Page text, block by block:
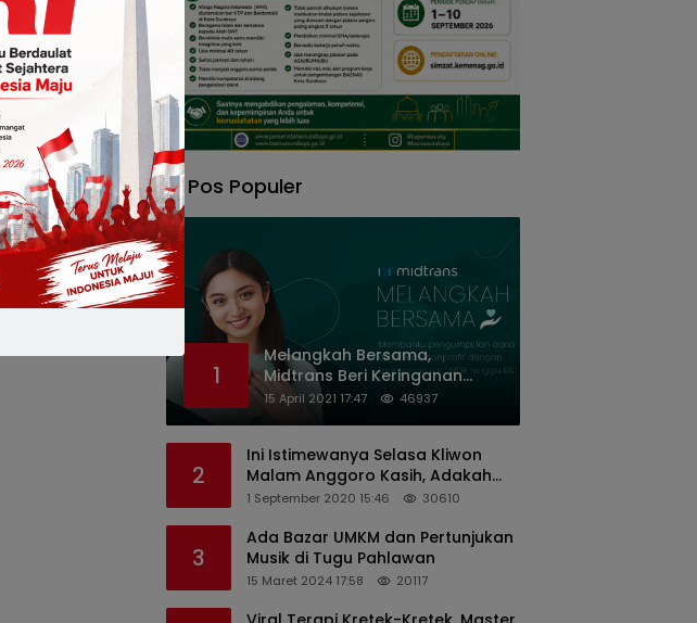
Pos Populer
1
Melangkah Bersama,
Midtrans Beri Keringanan
Biaya Transaksi ke Organisasi
15 April 2021 17:47 46937
2
Ini Istimewanya Selasa Kliwon
Malam Anggoro Kasih, Adakah
Kaitannya dengan Keputusan
1 September 2020 15:46 30610
3
Ada Bazar UMKM dan Pertunjukan
Musik di Tugu Pahlawan
15 Maret 2024 17:58 20117